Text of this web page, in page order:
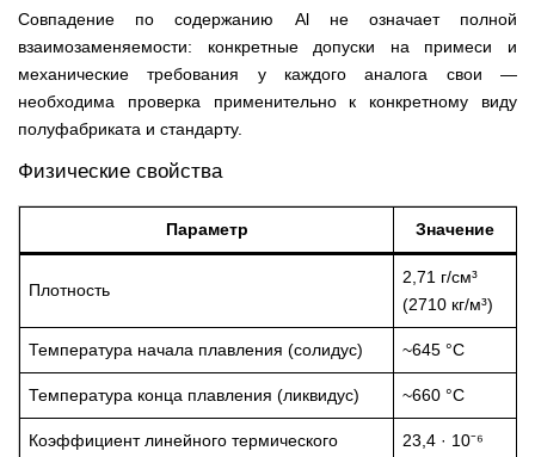
Совпадение по содержанию Al не означает полной
взаимозаменяемости: конкретные допуски на примеси и
механические требования у каждого аналога свои —
необходима проверка применительно к конкретному виду
полуфабриката и стандарту.
Физические свойства
Параметр Значение
Плотность
2,71 г/см³
(2710 кг/м³)
Температура начала плавления (солидус) ~645 °C
Температура конца плавления (ликвидус) ~660 °C
Коэффициент линейного термического
23,4 · 10⁻⁶